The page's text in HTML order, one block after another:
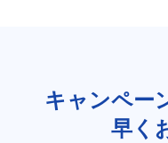
キャンペー
早く